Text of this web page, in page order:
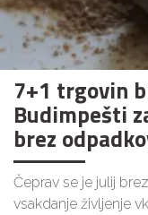
7+1 trgovin
Budimpešti
brez
Čeprav se je julij
vsakdanje življenje